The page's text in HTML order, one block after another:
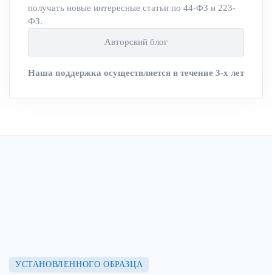
получать новые интересные статьи по 44-ФЗ и 223-
ФЗ.
Авторский блог
Наша поддержка осуществляется в течение 3-х лет
УСТАНОВЛЕННОГО ОБРАЗЦА